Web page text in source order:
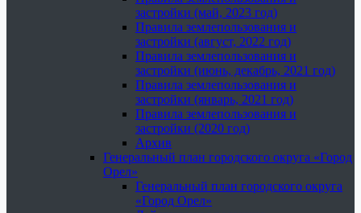
застройки (май, 2023 год)
Правила землепользования и
застройки (август, 2022 год)
Правила землепользования и
застройки (июнь, декабрь, 2021 год)
Правила землепользования и
застройки (январь, 2021 год)
Правила землепользования и
застройки (2020 год)
Архив
Генеральный план городского округа «Город
Орел»
Генеральный план городского округа
«Город Орел»